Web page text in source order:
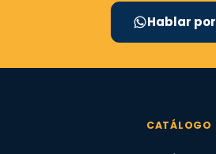
Hablar
CATÁLOGO